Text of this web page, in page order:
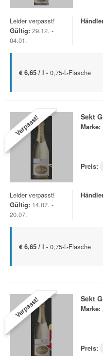
Leider verpasst!
Gültig: 29.12. -
04.01.
€ 6,65 / l - 0,75-L-Flasche
Verpasst! Sekt
Marke:
Preis:
Leider verpasst!
Gültig: 14.07. -
20.07.
€ 6,65 / l - 0,75-L-Flasche
Verpasst! Sekt
Marke:
Preis: